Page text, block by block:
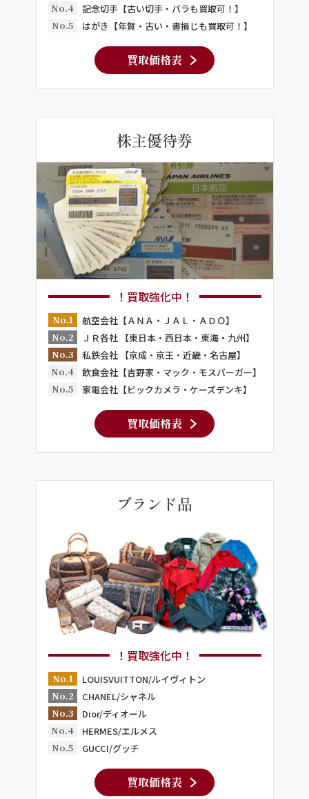
No.4
記念切手【古い切手・バラも買取可！】
No.5
はがき【年賀・古い・書損じも買取可！】
買取価格表
株主優待券
！買取強化中！
No.1
航空会社【ＡＮＡ・ＪＡＬ・ＡＤＯ】
No.2
ＪＲ各社 【東日本・西日本・東海・九州】
No.3
私鉄会社 【京成・京王・近畿・名古屋】
No.4
飲食会社【吉野家・マック・モスバーガー】
No.5
家電会社【ビックカメラ・ケーズデンキ】
買取価格表
ブランド品
！買取強化中！
No.1
LOUISVUITTON/ルイヴィトン
No.2
CHANEL/シャネル
No.3
Dior/ディオール
No.4
HERMES/エルメス
No.5
GUCCI/グッチ
買取価格表